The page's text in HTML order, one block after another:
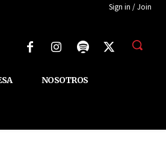
Sign in / Join
NOSOTROS